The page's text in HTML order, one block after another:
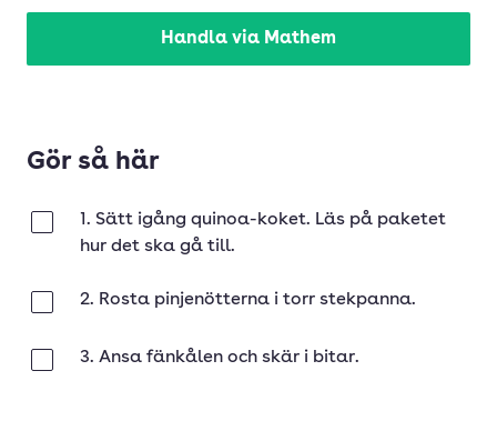
Handla via Mathem
Gör så här
1. Sätt igång quinoa-koket. Läs på paketet
hur det ska gå till.
2. Rosta pinjenötterna i torr stekpanna.
3. Ansa fänkålen och skär i bitar.